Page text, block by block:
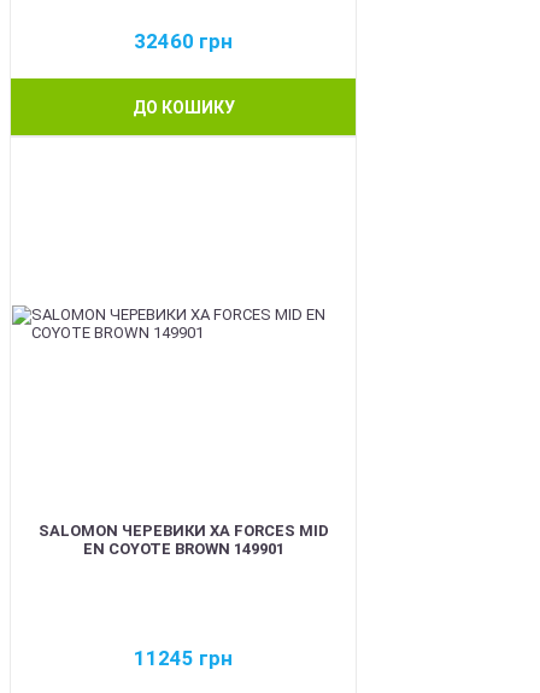
32460 грн
ДО КОШИКУ
SALOMON ЧЕРЕВИКИ XA FORCES MID
EN COYOTE BROWN 149901
11245 грн